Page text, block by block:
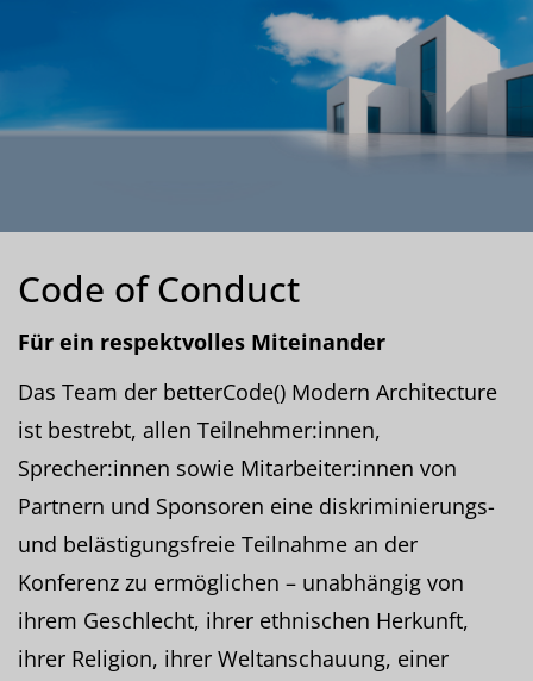
Code of Conduct
Für ein respektvolles Miteinander
Das Team der betterCode() Modern Architecture
ist bestrebt, allen Teilnehmer:innen,
Sprecher:innen sowie Mitarbeiter:innen von
Partnern und Sponsoren eine diskriminierungs-
und belästigungsfreie Teilnahme an der
Konferenz zu ermöglichen – unabhängig von
ihrem Geschlecht, ihrer ethnischen Herkunft,
ihrer Religion, ihrer Weltanschauung, einer